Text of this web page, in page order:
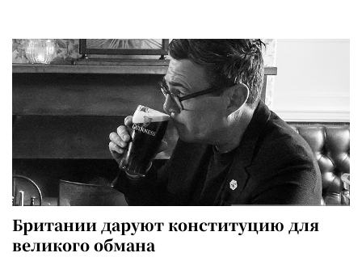
Британии даруют конституцию для
великого обмана